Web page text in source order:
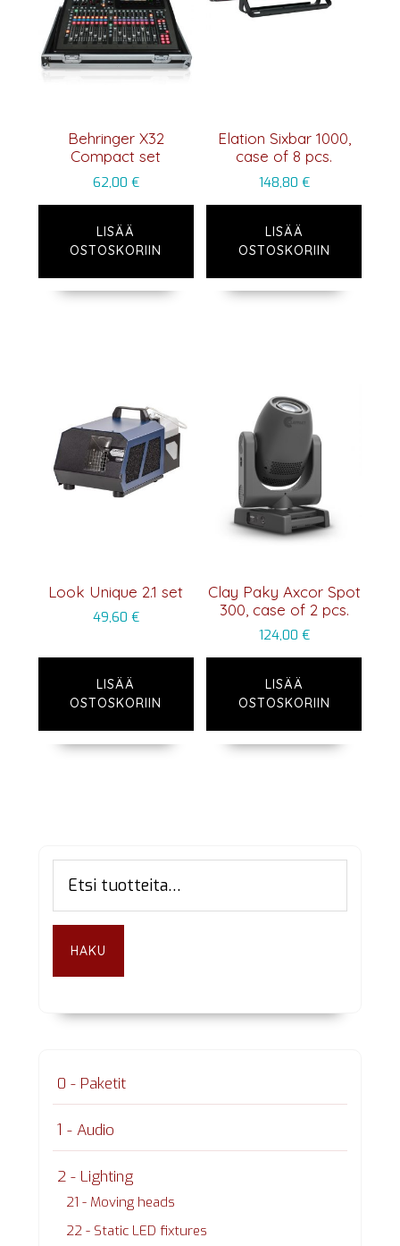
Behringer X32
Compact set
62,00 €
LISÄÄ
OSTOSKORIIN
Elation Sixbar 1000,
case of 8 pcs.
148,80 €
LISÄÄ
OSTOSKORIIN
Look Unique 2.1 set
49,60 €
LISÄÄ
OSTOSKORIIN
Clay Paky Axcor Spot
300, case of 2 pcs.
124,00 €
LISÄÄ
OSTOSKORIIN
Ensisijainen
sivupalkki
HAKU
0 - Paketit
1 - Audio
2 - Lighting
21 - Moving heads
22 - Static LED fixtures